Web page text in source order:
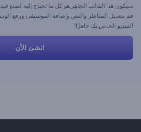
سيكون هذا القالب الجاهز هو كل ما تحتاج إليه لصنع
قم بتعديل المناظر والنص وإضافة الموسيقى ورفع
الفيديو الخاص بك جاهزًا!
انشئ الأن